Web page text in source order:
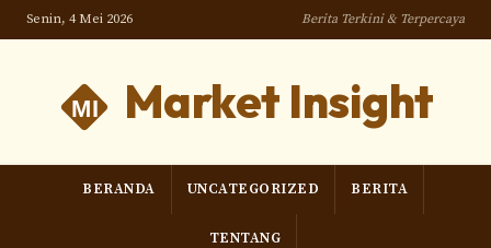
Senin, 4 Mei 2026 Berita Terkini & Terpercaya
Market Insight
BERANDA UNCATEGORIZED BERITA
TENTANG